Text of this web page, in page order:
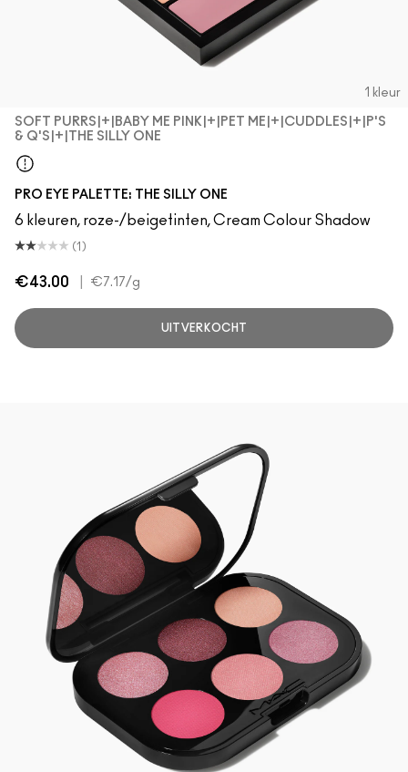
1 kleur
SOFT PURRS|+|BABY ME PINK|+|PET ME|+|CUDDLES|+|P'S
& Q'S|+|THE SILLY ONE
PRO EYE PALETTE: THE SILLY ONE
6 kleuren, roze-/beigetinten, Cream Colour Shadow
(1)
€43.00 €7.17/g
UITVERKOCHT